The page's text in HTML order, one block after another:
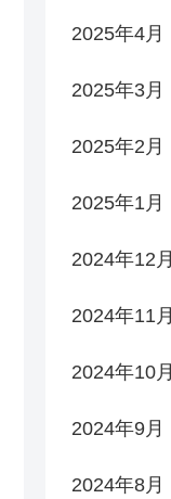
2025年4月
2025年3月
2025年2月
2025年1月
2024年12月
2024年11月
2024年10月
2024年9月
2024年8月